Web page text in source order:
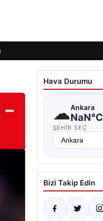
–
Hava Durumu
☁Ankara
NaN°C
ŞEHIR SEÇ
Bizi Takip Edin